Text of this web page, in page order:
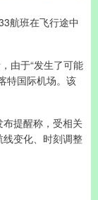
航班在飞行途中
由于“发生了可能
特国际机场。该
提醒称，受相关
变化、时刻调整